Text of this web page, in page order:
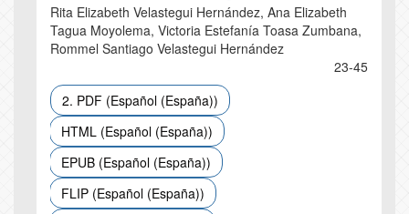
Rita Elizabeth Velastegui Hernández, Ana Elizabeth
Tagua Moyolema, Victoria Estefanía Toasa Zumbana,
Rommel Santiago Velastegui Hernández
23-45
2. PDF (Español (España))
HTML (Español (España))
EPUB (Español (España))
FLIP (Español (España))